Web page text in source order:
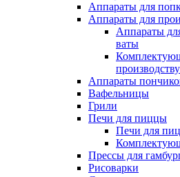
Аппараты для
Аппараты для
Аппараты
ваты
Аппараты
Вафельницы
Грили
Печи для пиццы
Печи для
Прессы для
Рисоварки